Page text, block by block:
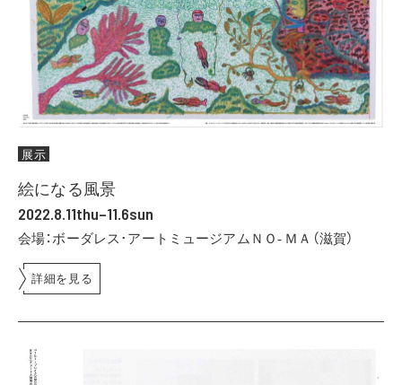
展示
絵になる風景
2022.8.11thu–11.6sun
会場：ボーダレス･アートミュージアムＮＯ- ＭＡ（滋賀）
詳細を見る